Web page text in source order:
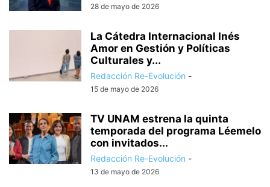
28 de mayo de 2026
La Cátedra Internacional Inés
Amor en Gestión y Políticas
Culturales y...
Redacción Re-Evolución -
15 de mayo de 2026
TV UNAM estrena la quinta
temporada del programa Léemelo
con invitados...
Redacción Re-Evolución -
13 de mayo de 2026